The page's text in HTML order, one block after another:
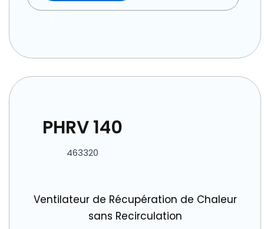
PHRV 140
463320
Ventilateur de Récupération de Chaleur
sans Recirculation